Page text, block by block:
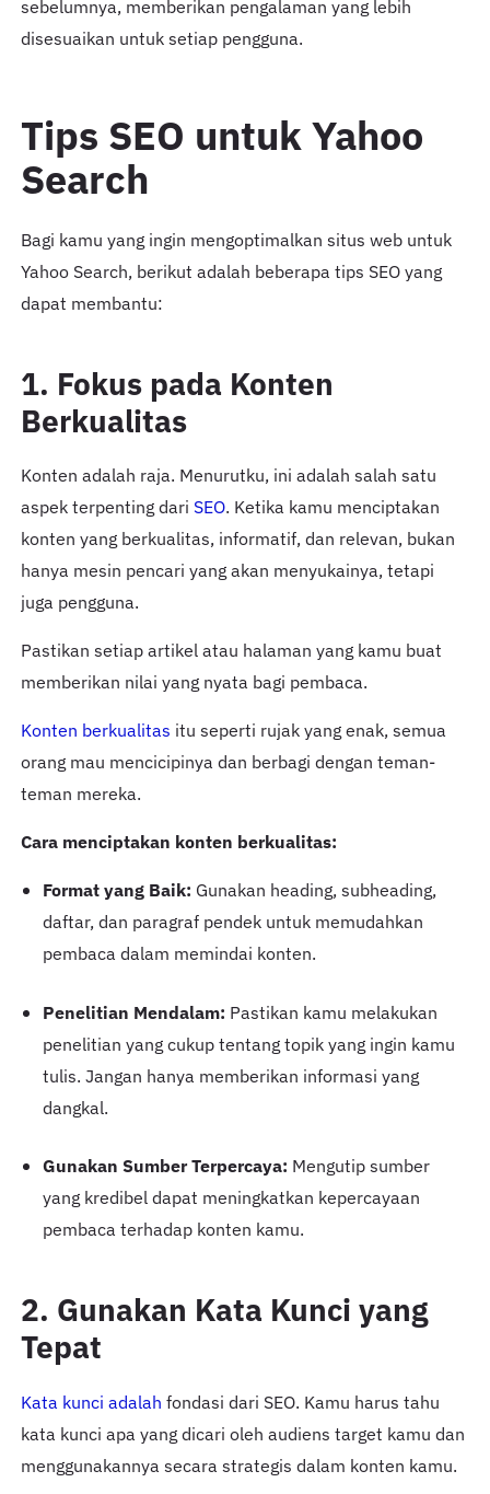
sebelumnya, memberikan pengalaman yang lebih
disesuaikan untuk setiap pengguna.
Tips SEO untuk Yahoo
Search
Bagi kamu yang ingin mengoptimalkan situs web untuk
Yahoo Search, berikut adalah beberapa tips SEO yang
dapat membantu:
1. Fokus pada Konten
Berkualitas
Konten adalah raja. Menurutku, ini adalah salah satu
aspek terpenting dari SEO. Ketika kamu menciptakan
konten yang berkualitas, informatif, dan relevan, bukan
hanya mesin pencari yang akan menyukainya, tetapi
juga pengguna.
Pastikan setiap artikel atau halaman yang kamu buat
memberikan nilai yang nyata bagi pembaca.
Konten berkualitas itu seperti rujak yang enak, semua
orang mau mencicipinya dan berbagi dengan teman-
teman mereka.
Cara menciptakan konten berkualitas:
Format yang Baik: Gunakan heading, subheading,
daftar, dan paragraf pendek untuk memudahkan
pembaca dalam memindai konten.
Penelitian Mendalam: Pastikan kamu melakukan
penelitian yang cukup tentang topik yang ingin kamu
tulis. Jangan hanya memberikan informasi yang
dangkal.
Gunakan Sumber Terpercaya: Mengutip sumber
yang kredibel dapat meningkatkan kepercayaan
pembaca terhadap konten kamu.
2. Gunakan Kata Kunci yang
Tepat
Kata kunci adalah fondasi dari SEO. Kamu harus tahu
kata kunci apa yang dicari oleh audiens target kamu dan
menggunakannya secara strategis dalam konten kamu.